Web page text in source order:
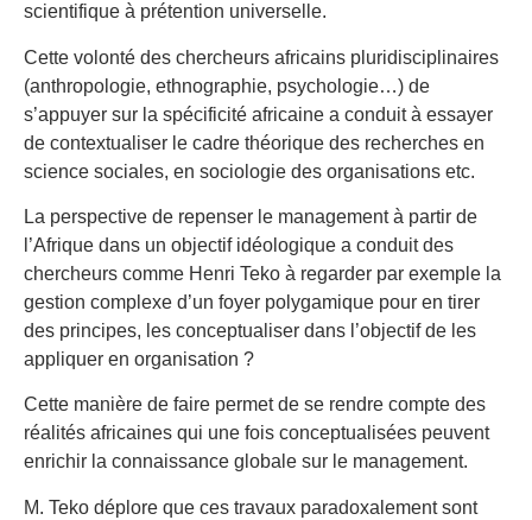
scientifique à prétention universelle.
Cette volonté des chercheurs africains pluridisciplinaires
(anthropologie, ethnographie, psychologie…) de
s’appuyer sur la spécificité africaine a conduit à essayer
de contextualiser le cadre théorique des recherches en
science sociales, en sociologie des organisations etc.
La perspective de repenser le management à partir de
l’Afrique dans un objectif idéologique a conduit des
chercheurs comme Henri Teko à regarder par exemple la
gestion complexe d’un foyer polygamique pour en tirer
des principes, les conceptualiser dans l’objectif de les
appliquer en organisation ?
Cette manière de faire permet de se rendre compte des
réalités africaines qui une fois conceptualisées peuvent
enrichir la connaissance globale sur le management.
M. Teko déplore que ces travaux paradoxalement sont